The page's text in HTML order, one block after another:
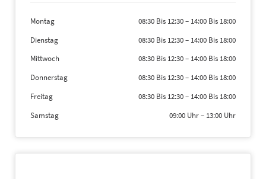
Montag 08:30 Bis 12:30– 14:00 Bis 18:00
Dienstag
08:30 Bis 12:30– 14:00 Bis 18:00
Mittwoch
08:30 Bis 12:30– 14:00 Bis 18:00
Donnerstag
08:30 Bis 12:30– 14:00 Bis 18:00
Freitag
08:30 Bis 12:30– 14:00 Bis 18:00
Samstag
09:00 Uhr– 13:00 Uhr